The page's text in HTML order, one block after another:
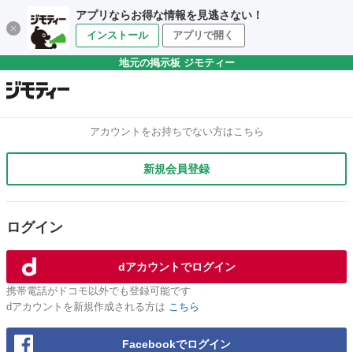
アプリならお得な情報を見逃さない！
インストール アプリで開く
地元の掲示板 ジモティー
アカウントをお持ちでない方はこちら
新規会員登録
ログイン
dアカウントでログイン
携帯電話がドコモ以外でも登録可能です
dアカウントを新規作成される方は こちら
Facebookでログイン